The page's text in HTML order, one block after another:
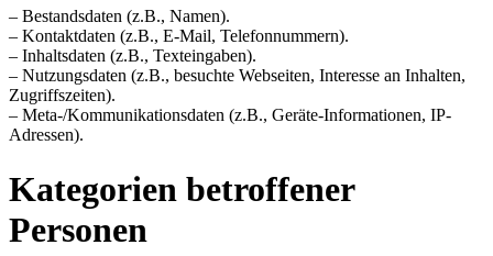
– Bestandsdaten (z.B., Namen).
– Kontaktdaten (z.B., E-Mail, Telefonnummern).
– Inhaltsdaten (z.B., Texteingaben).
– Nutzungsdaten (z.B., besuchte Webseiten, Interesse an Inhalten,
Zugriffszeiten).
– Meta-/Kommunikationsdaten (z.B., Geräte-Informationen, IP-
Adressen).
Kategorien betroffener
Personen